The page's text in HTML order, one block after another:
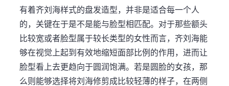
有着齐刘海样式的盘发造型，并非是适合每一个人
的，关键在于是不是能与脸型相匹配。对于那些额头
比较宽或者脸型属于较长类型的女性而言，齐刘海能
够在视觉上起到有效地缩短面部比例的作用，进而让
脸型看上去更趋向于圆润饱满。若是圆脸的女孩，那
么则能够选择将刘海修剪成比较轻薄的样子，在两侧